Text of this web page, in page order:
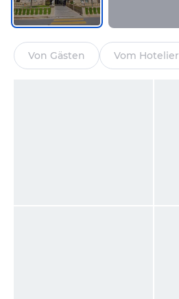
Von Gästen Vom Hotelier